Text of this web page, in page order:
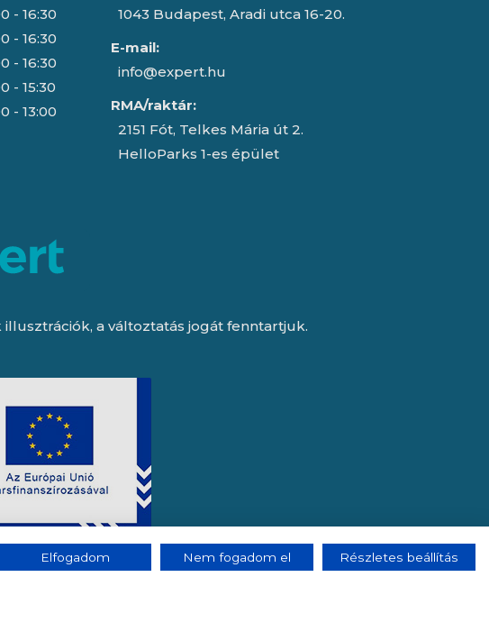
- 16:30
- 16:30
- 16:30
- 15:30
- 13:00
1043 Budapest, Aradi utca 16-20.
E-mail:
info@expert.hu
RMA/raktár:
2151 Fót, Telkes Mária út 2.
HelloParks 1-es épület
a változtatás jogát fenntartjuk.
Elfogadom Nem fogadom el Részletes beállítás